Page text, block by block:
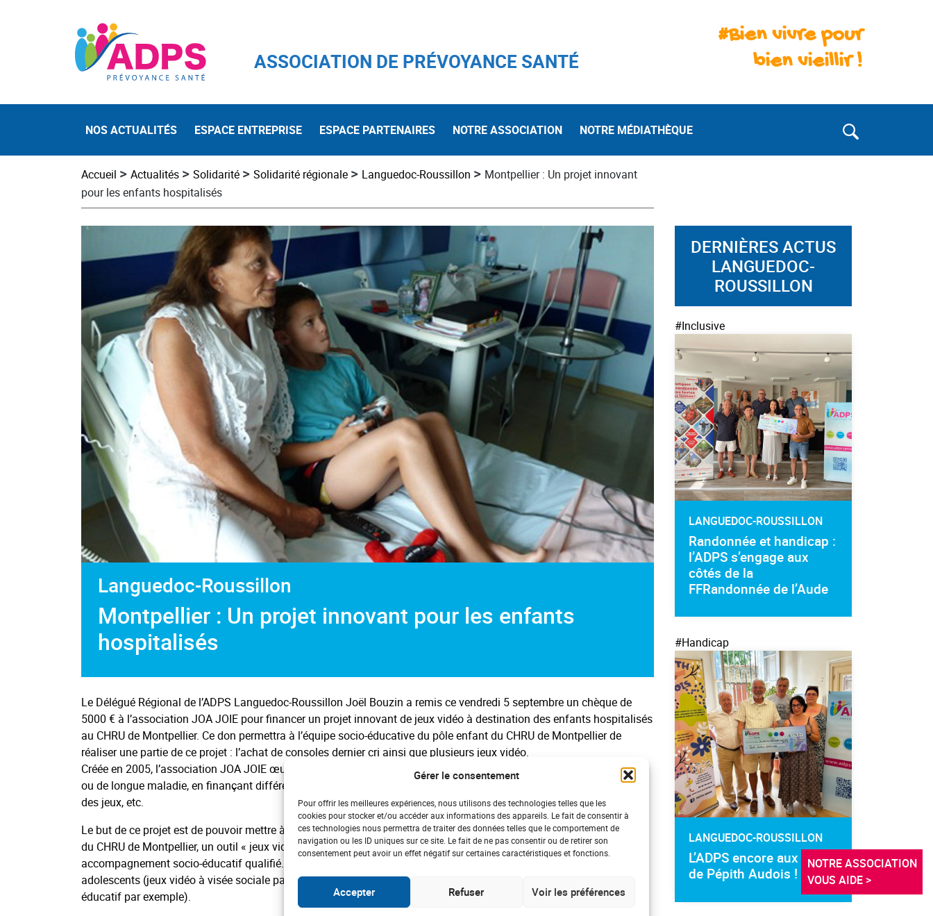
Gérer le consentement
Pour offrir les meilleures expériences, nous utilisons des technologies telles que les
cookies pour stocker et/ou accéder aux informations des appareils. Le fait de consentir à
ces technologies nous permettra de traiter des données telles que le comportement de
navigation ou les ID uniques sur ce site. Le fait de ne pas consentir ou de retirer son
consentement peut avoir un effet négatif sur certaines caractéristiques et fonctions.
Accepter Refuser Voir les préférences
ASSOCIATION DE PRÉVOYANCE SANTÉ
#Bien vivre pour
bien vieillir !
NOS ACTUALITÉS ESPACE ENTREPRISE ESPACE PARTENAIRES NOTRE ASSOCIATION NOTRE MÉDIATHÈQUE
Accueil > Actualités > Solidarité > Solidarité régionale > Languedoc-Roussillon > Montpellier : Un projet innovant
pour les enfants hospitalisés
Languedoc-Roussillon
Montpellier : Un projet innovant pour les enfants
hospitalisés
Le Délégué Régional de l’ADPS Languedoc-Roussillon Joël Bouzin a remis ce vendredi 5 septembre un chèque de
5000 € à l’association JOA JOIE pour financer un projet innovant de jeux vidéo à destination des enfants hospitalisés
au CHRU de Montpellier. Ce don permettra à l’équipe socio-éducative du pôle enfant du CHRU de Montpellier de
réaliser une partie de ce projet : l’achat de consoles dernier cri ainsi que plusieurs jeux vidéo.
Créée en 2005, l’association JOA JOIE œuvre pour améliorer le quotidien des enfants hospitalisés atteints de cancer
ou de longue maladie, en finançant différents projets comme des spectacles musicaux, des conteuses, des clowns,
des jeux, etc.
Le but de ce projet est de pouvoir mettre à la disposition des enfants et adolescents hospitalisés dans le Pôle enfant
du CHRU de Montpellier, un outil « jeux vidéo » dans de bonnes conditions matérielles et environnementales, avec un
accompagnement socio-éducatif qualifié. Ce projet s’adresse à tous les enfants avec un focus particulier pour les
adolescents (jeux vidéo à visée sociale par exemple) mais aussi en direction des plus jeunes (applications à intérêt
éducatif par exemple).
DERNIÈRES ACTUS
LANGUEDOC-
ROUSSILLON
#Inclusive
LANGUEDOC-ROUSSILLON
Randonnée et handicap :
l’ADPS s’engage aux
côtés de la
FFRandonnée de l’Aude
#Handicap
LANGUEDOC-ROUSSILLON
L’ADPS encore aux côtés
de Pépith Audois !
NOTRE ASSOCIATION
VOUS AIDE >